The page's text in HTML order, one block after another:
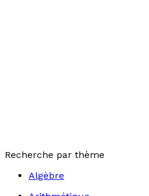
Recherche par thème
Algèbre